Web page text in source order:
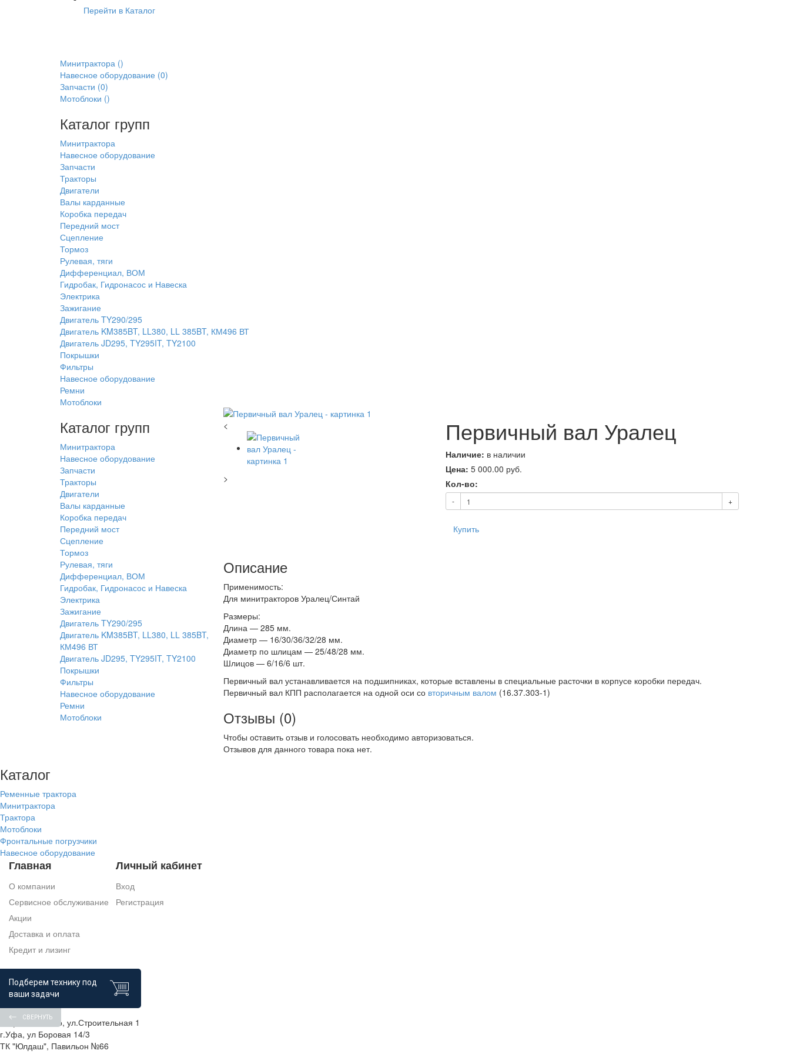
Перейти в Каталог
Минитрактора ()
Навесное оборудование (0)
Запчасти (0)
Мотоблоки ()
Каталог групп
Минитрактора
Навесное оборудование
Запчасти
Тракторы
Двигатели
Валы карданные
Коробка передач
Передний мост
Сцепление
Тормоз
Рулевая, тяги
Дифференциал, ВОМ
Гидробак, Гидронасос и Навеска
Электрика
Зажигание
Двигатель TY290/295
Двигатель KM385BT, LL380, LL 385BT, КМ496 ВТ
Двигатель JD295, TY295IT, TY2100
Покрышки
Фильтры
Навесное оборудование
Ремни
Мотоблоки
Каталог групп
Минитрактора
Навесное оборудование
Запчасти
Тракторы
Двигатели
Валы карданные
Коробка передач
Передний мост
Сцепление
Тормоз
Рулевая, тяги
Дифференциал, ВОМ
Гидробак, Гидронасос и Навеска
Электрика
Зажигание
Двигатель TY290/295
Двигатель KM385BT, LL380, LL 385BT,
КМ496 ВТ
Двигатель JD295, TY295IT, TY2100
Покрышки
Фильтры
Навесное оборудование
Ремни
Мотоблоки
<
>
Первичный вал Уралец
Наличие: в наличии
Цена: 5 000.00 руб.
Кол-во:
- +
Купить
Описание
Применимость:
Для минитракторов Уралец/Синтай
Размеры:
Длина — 285 мм.
Диаметр — 16/30/36/32/28 мм.
Диаметр по шлицам — 25/48/28 мм.
Шлицов — 6/16/6 шт.
Первичный вал устанавливается на подшипниках, которые вставлены в специальные расточки в корпусе коробки передач.
Первичный вал КПП располагается на одной оси со вторичным валом (16.37.303-1)
Отзывы (0)
Чтобы оcтавить отзыв и голосовать необходимо авторизоваться.
Отзывов для данного товара пока нет.
Каталог
Ременные трактора
Минитрактора
Трактора
Мотоблоки
Фронтальные погрузчики
Навесное оборудование
Главная
О компании
Сервисное обслуживание
Акции
Доставка и оплата
Кредит и лизинг
Личный кабинет
Вход
Регистрация
Контакты
г.Уфа, п.Зинино, ул.Строительная 1
г.Уфа, ул Боровая 14/3
ТК "Юлдаш", Павильон №66
Подберем технику под
ваши задачи
СВЕРНУТЬ